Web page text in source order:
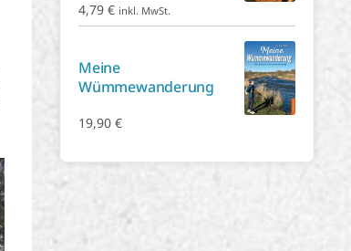
4,79 € inkl. MwSt.
Meine
Wümmewanderung
19,90 €